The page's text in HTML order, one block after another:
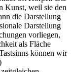
Kunst, weil sie den
die Darstellung
Darstellung
vorliegen,
als Fläche
können wir